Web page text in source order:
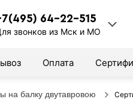
64-22-515
звонков из Мск и МО
Оплата
на балку двутавровою